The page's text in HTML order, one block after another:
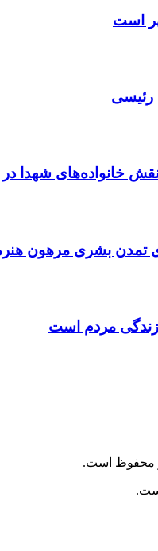
است
رئیسی
نقش خانواده‌های شهدا
تمدن بشری مرهون
مردم است
محفوظ است.